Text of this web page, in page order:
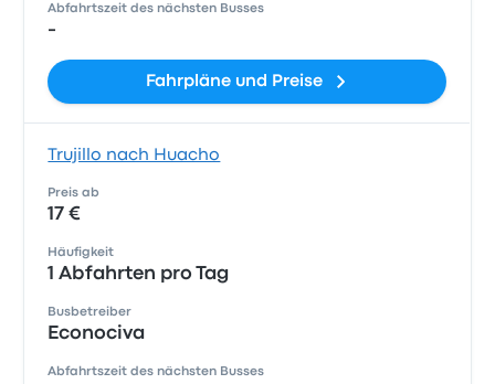
Abfahrtszeit des nächsten Busses
-
Fahrpläne und Preise
Trujillo nach Huacho
Preis ab
17 €
Häufigkeit
1 Abfahrten pro Tag
Busbetreiber
Econociva
Abfahrtszeit des nächsten Busses